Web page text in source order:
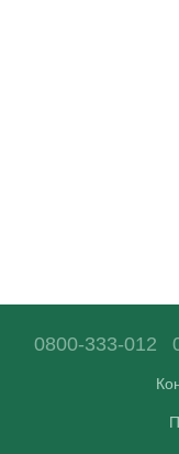
0800-333-012